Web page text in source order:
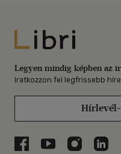
Libri
Legyen mindig képben az
Iratkozzon fel legfrissebb
Libri a Facebookon
Libri aLibri az